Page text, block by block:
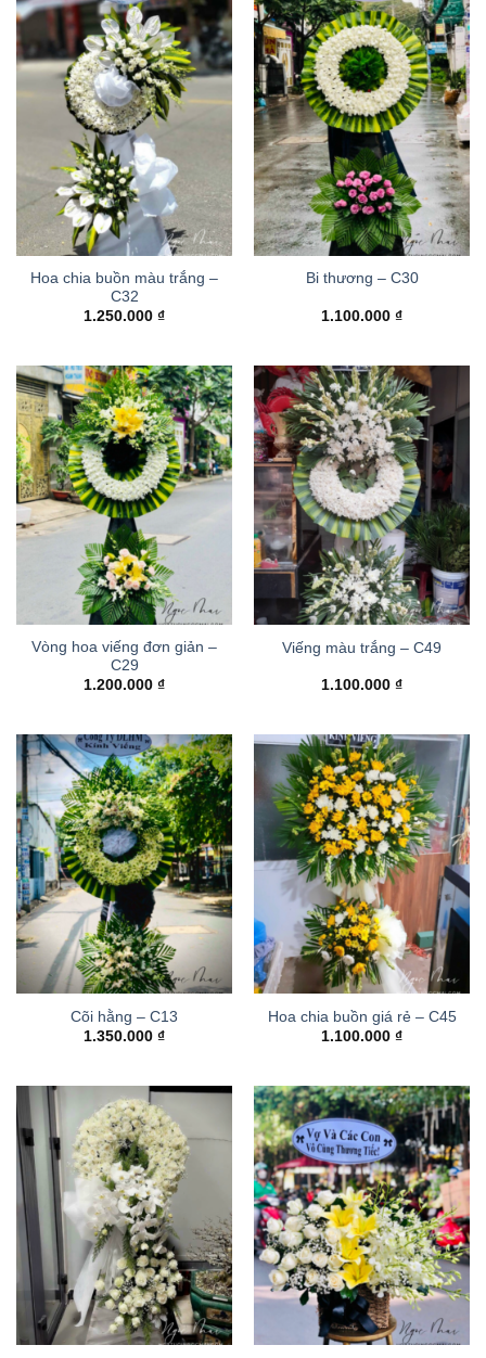
Hoa chia buồn màu trắng –
C32
1.250.000 ₫
Bi thương – C30
1.100.000 ₫
Vòng hoa viếng đơn giản –
C29
1.200.000 ₫
Viếng màu trắng – C49
1.100.000 ₫
Cõi hằng – C13
1.350.000 ₫
Hoa chia buồn giá rẻ – C45
1.100.000 ₫